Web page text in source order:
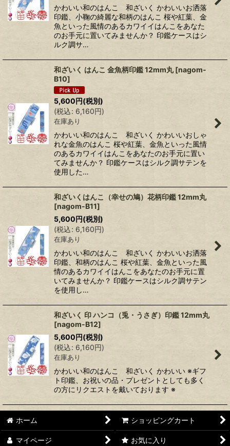
かわいい和のはんこ 和ざいく かわいいお洒落
印鑑、小鞠の綺麗な和柄のはんこ 桜や紅葉、金
魚といった風情のあるカワイイはんこをあなた
のお手元に置いてみませんか？ 印鑑ケースはシ
ルク調サ…
和ざいく はんこ 金魚柄印鑑 12mm丸 [nagom-
B10]
5,600円(税別)
(税込: 6,160円)
在庫あり
かわいい和のはんこ 和ざいく かわいいおしゃ
れな金魚のはんこ 桜や紅葉、金魚といった風情
のあるカワイイはんこをあなたのお手元に置い
てみませんか？ 印鑑ケースはシルク調サテンを
使用した…
和ざいくはんこ（幸せの鳩）花柄印鑑 12mm丸
[nagom-B11]
5,600円(税別)
(税込: 6,160円)
在庫あり
かわいい和のはんこ 和ざいく かわいいお洒落
印鑑、和柄のはんこ 桜や紅葉、金魚といった風
情のあるカワイイはんこをあなたのお手元に置
いてみませんか？ 印鑑ケースはシルク調サテン
を使用し…
和ざいく 印 ハンコ（兎・うさぎ）印鑑 12mm丸
[nagom-B12]
5,600円(税別)
(税込: 6,160円)
在庫あり
かわいい和のはんこ 和ざいく かわいい ※ギフ
ト印鑑、お祝いの品・プレゼントとしても多く
の方にリクエストを戴いております ※
ホーム ショッピングカート
マイページ お気に入り